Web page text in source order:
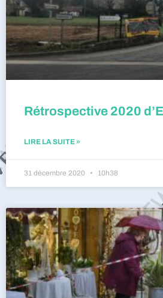
Rétrospective 2020
LIRE LA SUITE »
31 décembre 2020 10h38